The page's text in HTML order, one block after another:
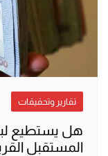
تقارير وتحقيقات
هل يستطيع
المستقبل